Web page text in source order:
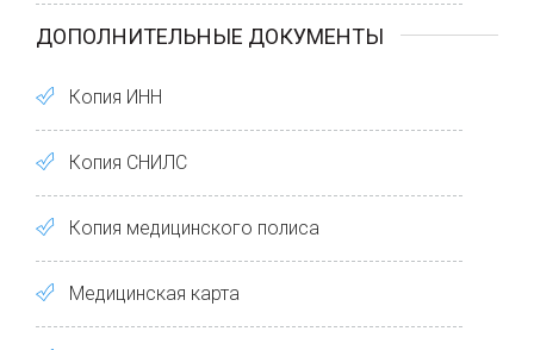
ДОПОЛНИТЕЛЬНЫЕ ДОКУМЕНТЫ
Копия ИНН
Копия СНИЛС
Копия медицинского полиса
Медицинская карта